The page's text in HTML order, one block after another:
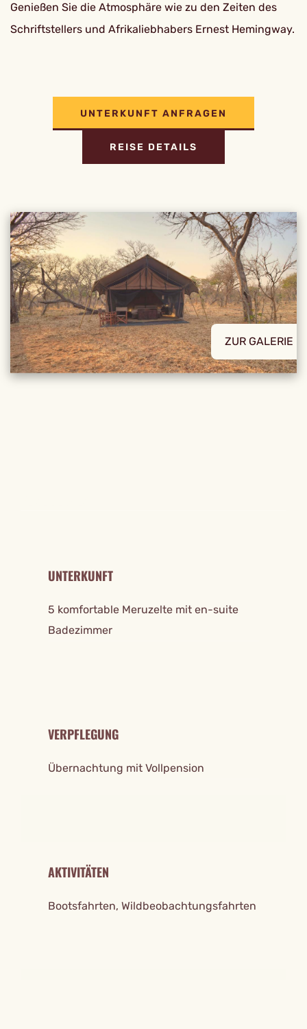
Genießen Sie die Atmosphäre wie zu den Zeiten des
Schriftstellers und Afrikaliebhabers Ernest Hemingway.
UNTERKUNFT ANFRAGEN
REISE DETAILS
ZUR GALERIE
UNTERKUNFT
5 komfortable Meruzelte mit en-suite
Badezimmer
VERPFLEGUNG
Übernachtung mit Vollpension
AKTIVITÄTEN
Bootsfahrten, Wildbeobachtungsfahrten